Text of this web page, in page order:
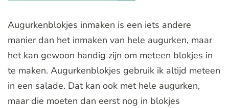
Augurkenblokjes inmaken is een iets andere
manier dan het inmaken van hele augurken, maar
het kan gewoon handig zijn om meteen blokjes in
te maken. Augurkenblokjes gebruik ik altijd meteen
in een salade. Dat kan ook met hele augurken,
maar die moeten dan eerst nog in blokjes